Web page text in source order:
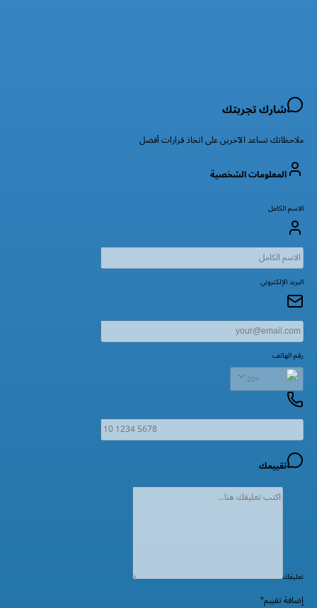
شارك تجربتك
ملاحظاتك تساعد الآخرين على اتخاذ قرارات أفضل
المعلومات الشخصية
الاسم الكامل
البريد الإلكتروني
رقم الهاتف
+20
تقييمك
تعليقك
إضافة تقييم*